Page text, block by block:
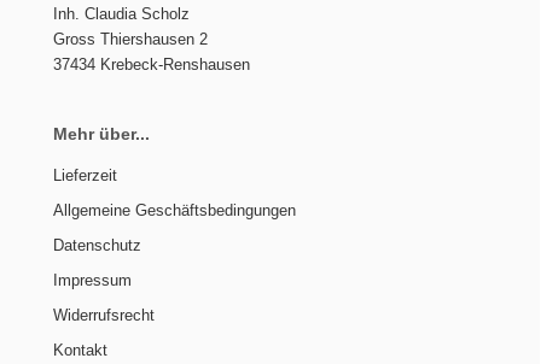
Inh. Claudia Scholz
Gross Thiershausen 2
37434 Krebeck-Renshausen
Mehr über...
Lieferzeit
Allgemeine Geschäftsbedingungen
Datenschutz
Impressum
Widerrufsrecht
Kontakt